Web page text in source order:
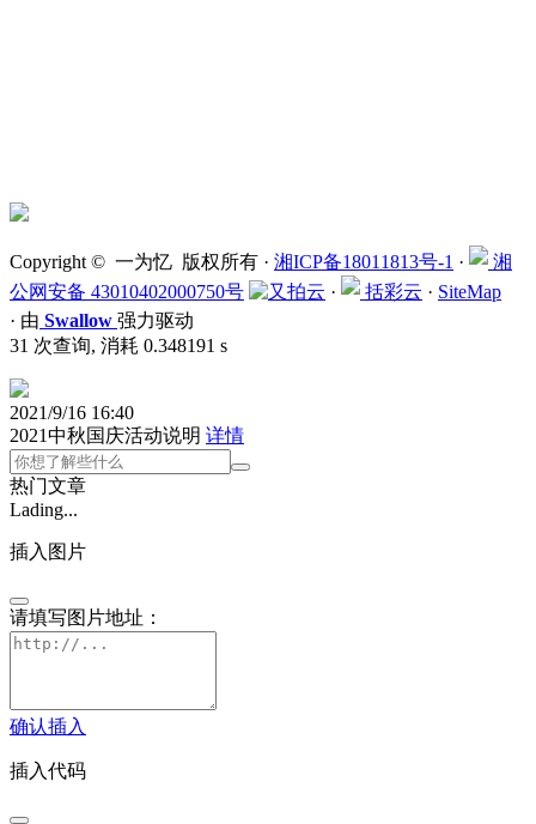
Copyright © 一为忆 版权所有 · 湘ICP备18011813号-1 ·
湘
公网安备 43010402000750号
· 括彩云 · SiteMap
· 由 Swallow 强力驱动
31 次查询, 消耗 0.348191 s
2021/9/16 16:40
2021中秋国庆活动说明 详情
热门文章
Lading...
插入图片
请填写图片地址：
确认插入
插入代码